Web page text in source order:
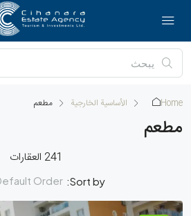
Home الأساسية الخارجية مطعم
مطعم
241 العقارات
Sort by:
Order